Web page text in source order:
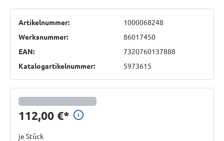
Artikelnummer:
1000068248
Werksnummer:
86017450
EAN:
7320760137888
Katalogartikelnummer:
5973615
112,00 €* Preisinformationen
je Stück